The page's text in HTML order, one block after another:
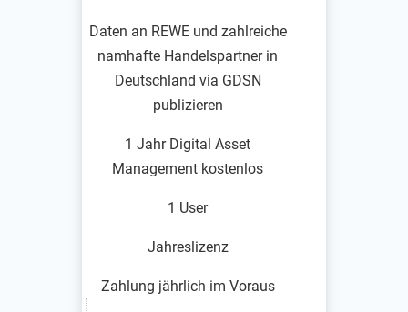
Daten an REWE und zahlreiche
namhafte Handelspartner in
Deutschland via GDSN
publizieren
1 Jahr Digital Asset
Management kostenlos
1 User
Jahreslizenz
Zahlung jährlich im Voraus